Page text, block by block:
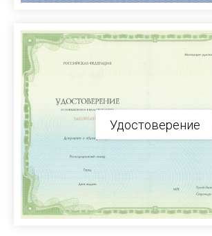
Удостоверение